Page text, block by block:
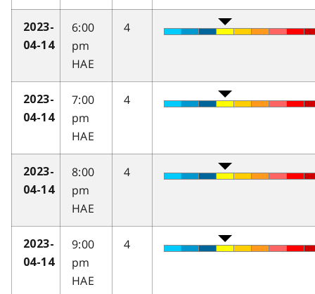
2023-
04-14
6:00
pm
HAE
4
2023-
04-14
7:00
pm
HAE
4
2023-
04-14
8:00
pm
HAE
4
2023-
04-14
9:00
pm
HAE
4